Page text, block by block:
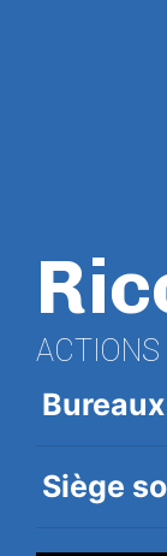
Bureaux
Siège